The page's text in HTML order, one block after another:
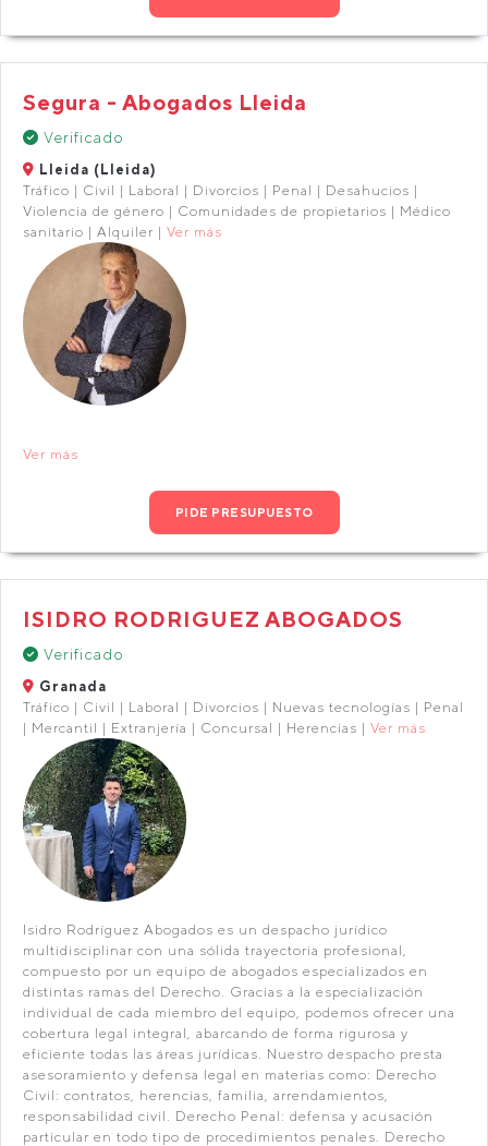
Segura - Abogados Lleida
Verificado
Lleida (Lleida)
Tráfico | Civil | Laboral | Divorcios | Penal | Desahucios |
Violencia de género | Comunidades de propietarios | Médico
sanitario | Alquiler | Ver más
Ver más
PIDE PRESUPUESTO
ISIDRO RODRIGUEZ ABOGADOS
Verificado
Granada
Tráfico | Civil | Laboral | Divorcios | Nuevas tecnologías | Penal
| Mercantil | Extranjería | Concursal | Herencias | Ver más
Isidro Rodríguez Abogados es un despacho jurídico
multidisciplinar con una sólida trayectoria profesional,
compuesto por un equipo de abogados especializados en
distintas ramas del Derecho. Gracias a la especialización
individual de cada miembro del equipo, podemos ofrecer una
cobertura legal integral, abarcando de forma rigurosa y
eficiente todas las áreas jurídicas. Nuestro despacho presta
asesoramiento y defensa legal en materias como: Derecho
Civil: contratos, herencias, familia, arrendamientos,
responsabilidad civil. Derecho Penal: defensa y acusación
particular en todo tipo de procedimientos penales. Derecho